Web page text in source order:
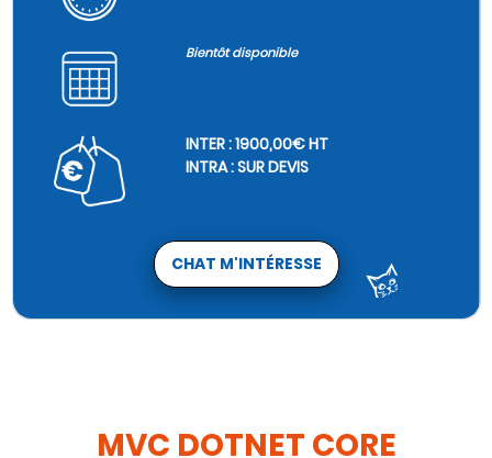
Bientôt disponible
INTER : 1900,00€ HT
INTRA : SUR DEVIS
CHAT M'INTÉRESSE
MVC DOTNET CORE